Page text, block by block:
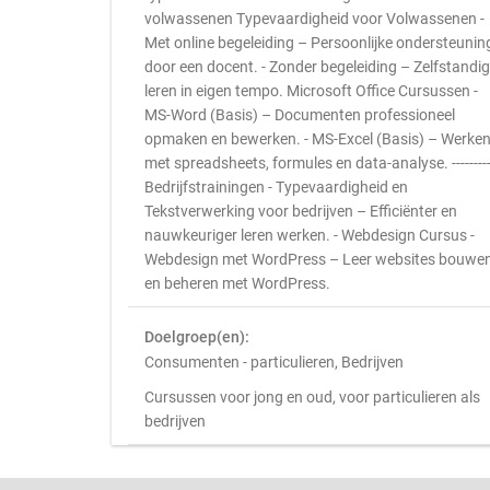
volwassenen Typevaardigheid voor Volwassenen -
Met online begeleiding – Persoonlijke
door een docent. - Zonder begeleiding – Zelfstandig
leren in eigen tempo. Microsoft Office Cursussen -
MS-Word (Basis) – Documenten professioneel
opmaken en bewerken. - MS-Excel (Basis) – Werken
met spreadsheets, formules en data-analyse. ---------
Bedrijfstrainingen - Typevaardigheid en
Tekstverwerking voor bedrijven – Efficiënter en
nauwkeuriger leren werken. - Webdesign Cursus -
Webdesign met WordPress – Leer websites
en beheren met WordPress.
Doelgroep(en):
Consumenten - particulieren, Bedrijven
Cursussen voor jong en oud, voor particulieren als
bedrijven